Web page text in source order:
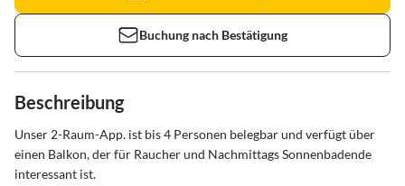
Buchung nach Bestätigung
Beschreibung
Unser 2-Raum-App. ist bis 4 Personen belegbar und verfügt über
einen Balkon, der für Raucher und Nachmittags Sonnenbadende
interessant ist.